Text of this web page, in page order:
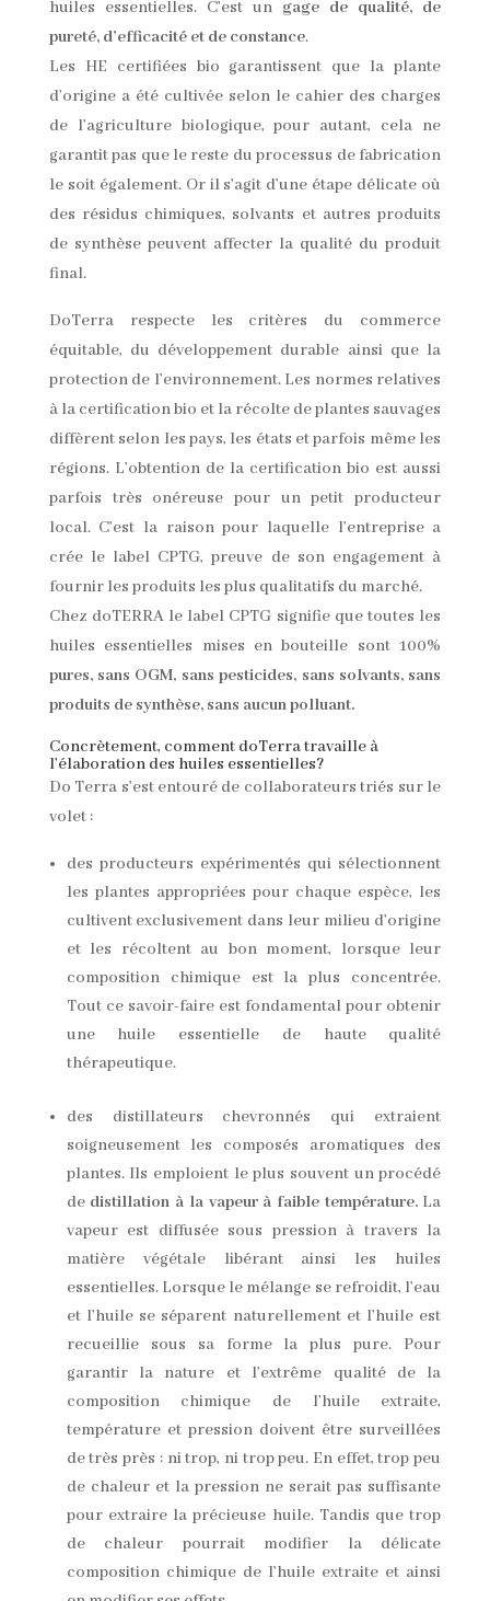
huiles essentielles. C’est un gage de qualité, de
pureté, d’efficacité et de constance.
Les HE certifiées bio garantissent que la plante
d’origine a été cultivée selon le cahier des charges
de l’agriculture biologique, pour autant, cela ne
garantit pas que le reste du processus de fabrication
le soit également. Or il s’agit d’une étape délicate où
des résidus chimiques, solvants et autres produits
de synthèse peuvent affecter la qualité du produit
final.
DoTerra respecte les critères du commerce
équitable, du développement durable ainsi que la
protection de l’environnement. Les normes relatives
à la certification bio et la récolte de plantes sauvages
diffèrent selon les pays, les états et parfois même les
régions. L’obtention de la certification bio est aussi
parfois très onéreuse pour un petit producteur
local. C’est la raison pour laquelle l’entreprise a
crée le label CPTG, preuve de son engagement à
fournir les produits les plus qualitatifs du marché.
Chez doTERRA le label CPTG signifie que toutes les
huiles essentielles mises en bouteille sont 100%
pures, sans OGM, sans pesticides, sans solvants, sans
produits de synthèse, sans aucun polluant.
Concrètement, comment doTerra travaille à
l’élaboration des huiles essentielles?
Do Terra s’est entouré de collaborateurs triés sur le
volet :
des producteurs expérimentés qui sélectionnent
les plantes appropriées pour chaque espèce, les
cultivent exclusivement dans leur milieu d’origine
et les récoltent au bon moment, lorsque leur
composition chimique est la plus concentrée.
Tout ce savoir-faire est fondamental pour obtenir
une huile essentielle de haute qualité
thérapeutique.
des distillateurs chevronnés qui extraient
soigneusement les composés aromatiques des
plantes. Ils emploient le plus souvent un procédé
de distillation à la vapeur à faible température.La
vapeur est diffusée sous pression à travers la
matière végétale libérant ainsi les huiles
essentielles. Lorsque le mélange se refroidit, l’eau
et l’huile se séparent naturellement et l’huile est
recueillie sous sa forme la plus pure. Pour
garantir la nature et l’extrême qualité de la
composition chimique de l’huile extraite,
température et pression doivent être surveillées
de très près : ni trop, ni trop peu. En effet, trop peu
de chaleur et la pression ne serait pas suffisante
pour extraire la précieuse huile. Tandis que trop
de chaleur pourrait modifier la délicate
composition chimique de l’huile extraite et ainsi